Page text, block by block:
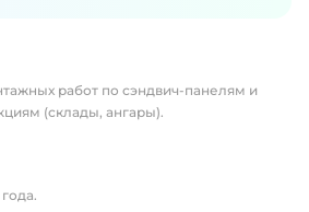
работ по сэндвич-панелям и
(склады, ангары).